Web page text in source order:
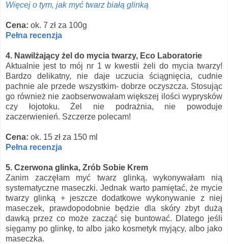
Więcej o tym, jak myć twarz białą glinką
Cena: ok. 7 zł za 100g
Pełna recenzja
4. Nawilżający żel do mycia twarzy, Eco Laboratorie
Aktualnie jest to mój nr 1 w kwestii żeli do mycia twarzy!
Bardzo delikatny, nie daje uczucia ściągnięcia, cudnie
pachnie ale przede wszystkim- dobrze oczyszcza. Stosując
go również nie zaobserwowałam większej ilości wyprysków
czy łojotoku. Żel nie podrażnia, nie powoduje
zaczerwienień. Szczerze polecam!
Cena: ok. 15 zł za 150 ml
Pełna recenzja
5. Czerwona glinka, Zrób Sobie Krem
Zanim zaczęłam myć twarz glinką, wykonywałam nią
systematyczne maseczki. Jednak warto pamiętać, że mycie
twarzy glinką + jeszcze dodatkowe wykonywanie z niej
maseczek, prawdopodobnie będzie dla skóry zbyt dużą
dawką przez co może zacząć się buntować. Dlatego jeśli
sięgamy po glinkę, to albo jako kosmetyk myjący, albo jako
maseczka.